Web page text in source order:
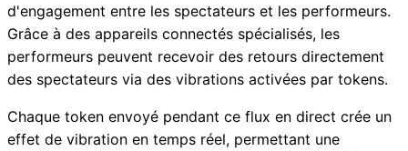
d'engagement entre les spectateurs et les performeurs.
Grâce à des appareils connectés spécialisés, les
performeurs peuvent recevoir des retours directement
des spectateurs via des vibrations activées par tokens.
Chaque token envoyé pendant ce flux en direct crée un
effet de vibration en temps réel, permettant une